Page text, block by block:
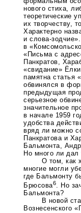
нового стиха,
теоретические
их творчеству,
Характерно
ислова-зодчие»
в
«Письма с
Панкратов,
«свидание»
памятна статья
обвинялся в
предыдущая
серьезное
значительное
в начале 1959
удобства
вряд ли можно
Панкратова и
Бальмонта,
Но много ли дал
О том, как
многие могли
где Бальмонту
Брюсова6. Но
Бальмонта?
В новой
Вознесенского